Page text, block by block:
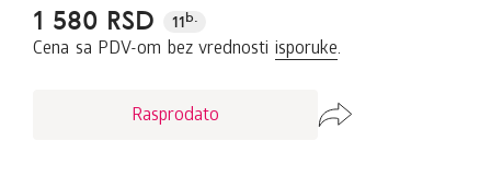
1 580 RSD 11b.
Cena sa PDV-om bez vrednosti isporuke.
Rasprodato